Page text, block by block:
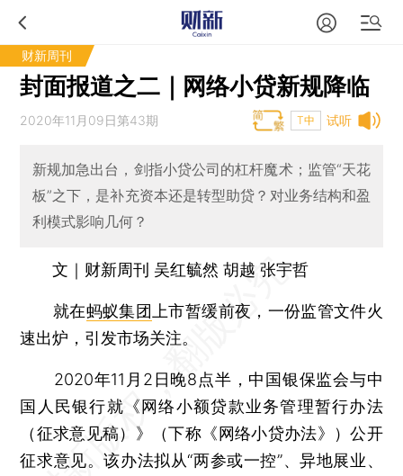
财新周刊
封面报道之二｜网络小贷新规降临
试听
2020年11月09日第43期 T中
新规加急出台，剑指小贷公司的杠杆魔术；监管“天花
板”之下，是补充资本还是转型助贷？对业务结构和盈
利模式影响几何？
文｜财新周刊 吴红毓然 胡越 张宇哲
就在蚂蚁集团 上市暂缓前夜，一份监管文件火
速出炉，引发市场关注。
2020年11月2日晚8点半，中国银保监会与中
国人民银行就《网络小额贷款业务管理暂行办法
（征求意见稿）》（下称《网络小贷办法》）公开
征求意见。该办法拟从“两参或一控”、异地展业、